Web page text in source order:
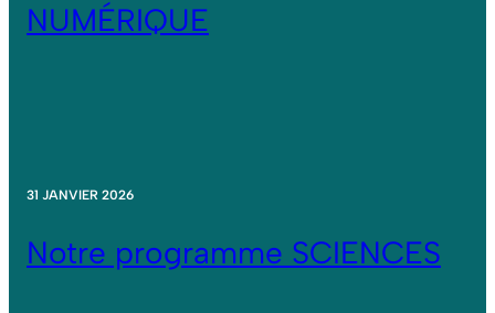
NUMÉRIQUE
31 JANVIER 2026
Notre programme SCIENCES